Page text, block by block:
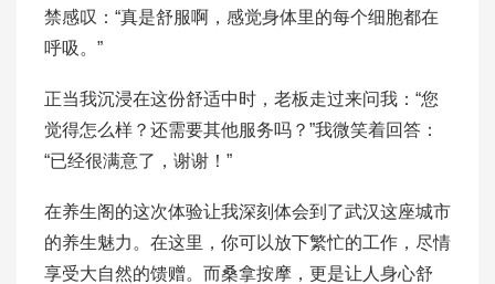
禁感叹：“真是舒服啊，感觉身体里的每个细胞都在
呼吸。”
正当我沉浸在这份舒适中时，老板走过来问我：“您
觉得怎么样？还需要其他服务吗？”我微笑着回答：
“已经很满意了，谢谢！”
在养生阁的这次体验让我深刻体会到了武汉这座城市
的养生魅力。在这里，你可以放下繁忙的工作，尽情
享受大自然的馈赠。而桑拿按摩，更是让人身心舒